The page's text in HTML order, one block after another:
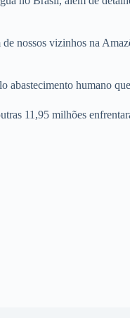
nossos vizinhos na
humano
11,95 milhões